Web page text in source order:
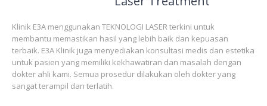
Klinik E3A menggunakan TEKNOLOGI LASER terkini untuk
membantu memastikan hasil yang lebih baik dan kepuasan
terbaik. E3A Klinik juga menyediakan konsultasi medis dan estetika
untuk pasien yang memiliki kekhawatiran dan masalah dengan
dokter ahli kami. Semua prosedur dilakukan oleh dokter yang
sangat terampil dan terlatih.